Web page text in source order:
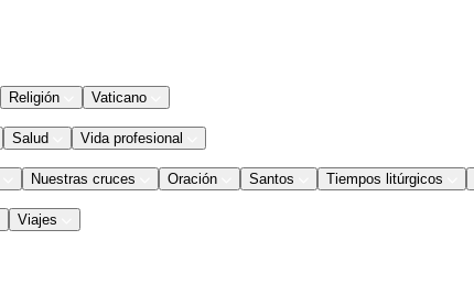
Religión Vaticano
Salud Vida profesional
Nuestras cruces Oración Santos Tiempos litúrgicos
Viajes